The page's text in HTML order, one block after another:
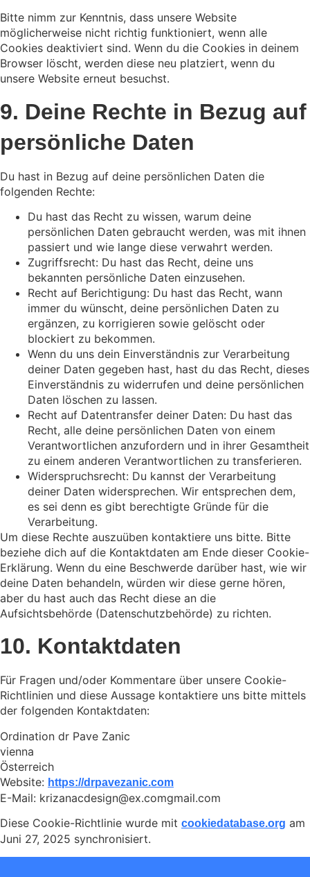
Bitte nimm zur Kenntnis, dass unsere Website
möglicherweise nicht richtig funktioniert, wenn alle
Cookies deaktiviert sind. Wenn du die Cookies in deinem
Browser löscht, werden diese neu platziert, wenn du
unsere Website erneut besuchst.
9. Deine Rechte in Bezug auf
persönliche Daten
Du hast in Bezug auf deine persönlichen Daten die
folgenden Rechte:
Du hast das Recht zu wissen, warum deine
persönlichen Daten gebraucht werden, was mit ihnen
passiert und wie lange diese verwahrt werden.
Zugriffsrecht: Du hast das Recht, deine uns
bekannten persönliche Daten einzusehen.
Recht auf Berichtigung: Du hast das Recht, wann
immer du wünscht, deine persönlichen Daten zu
ergänzen, zu korrigieren sowie gelöscht oder
blockiert zu bekommen.
Wenn du uns dein Einverständnis zur Verarbeitung
deiner Daten gegeben hast, hast du das Recht, dieses
Einverständnis zu widerrufen und deine persönlichen
Daten löschen zu lassen.
Recht auf Datentransfer deiner Daten: Du hast das
Recht, alle deine persönlichen Daten von einem
Verantwortlichen anzufordern und in ihrer Gesamtheit
zu einem anderen Verantwortlichen zu transferieren.
Widerspruchsrecht: Du kannst der Verarbeitung
deiner Daten widersprechen. Wir entsprechen dem,
es sei denn es gibt berechtigte Gründe für die
Verarbeitung.
Um diese Rechte auszuüben kontaktiere uns bitte. Bitte
beziehe dich auf die Kontaktdaten am Ende dieser Cookie-
Erklärung. Wenn du eine Beschwerde darüber hast, wie wir
deine Daten behandeln, würden wir diese gerne hören,
aber du hast auch das Recht diese an die
Aufsichtsbehörde (Datenschutzbehörde) zu richten.
10. Kontaktdaten
Für Fragen und/oder Kommentare über unsere Cookie-
Richtlinien und diese Aussage kontaktiere uns bitte mittels
der folgenden Kontaktdaten:
Ordination dr Pave Zanic
vienna
Österreich
Website: https://drpavezanic.com
E-Mail: krizanacdesign@ex.comgmail.com
Diese Cookie-Richtlinie wurde mit cookiedatabase.org am
Juni 27, 2025 synchronisiert.